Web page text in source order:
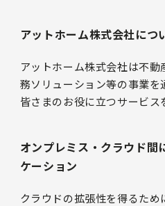
アットホーム株式会社につ
アットホーム株式会社は不
務ソリューション等の事業を
皆さまのお役に立つサービス
オンプレミス・クラウド間
ケーション
クラウドの拡張性を得るた